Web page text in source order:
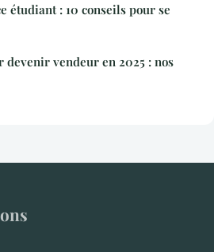
étudiant : 10 conseils pour se
devenir vendeur en 2025 : nos